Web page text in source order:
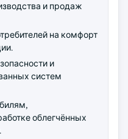
и продаж
на комфорт
и
систем
облегчённых